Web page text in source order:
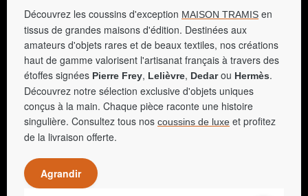
Découvrez les coussins d'exception MAISON TRAMIS en
tissus de grandes maisons d'édition. Destinées aux
amateurs d'objets rares et de beaux textiles, nos créations
haut de gamme valorisent l'artisanat français à travers des
étoffes signées Pierre Frey, Lelièvre, Dedarou Hermès.
Découvrez notre sélection exclusive d'objets uniques
conçus à la main. Chaque pièce raconte une histoire
singulière. Consultez tous nos coussins de luxe et profitez
de la livraison offerte.
Agrandir